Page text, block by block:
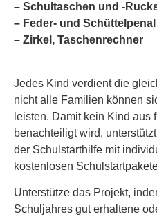
– Schultaschen und -
– Feder- und Schüttelpenal
– Zirkel, Taschenrechner
Jedes Kind verdient die
nicht alle Familien können
leisten. Damit kein Kind aus
benachteiligt wird,
der Schulstarthilfe mit
kostenlosen
Unterstütze das Projekt,
Schuljahres gut erhaltene